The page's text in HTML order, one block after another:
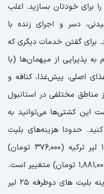
برای خودتان بسازید. اغلب
دسر و اجرای زنده با
برای گفتن خدمات دیگری که
به پذیرایی از میهمان‌ها (با
اصلی، پیش‌غذا، کنافه و
مناطق مختلفی در استانبول
این کشتی‌ها می‌توانید به
حدودا هزینه‌های بلیت
کشتی کروز در تنگه بسفر از 120 لیر ترکیه (376,000 تومان)
شروع می‌شود تا 600 لیر ترکیه (1,881,000 تومان) متغییر است.
لازم به ذکر می‎‌باشد که حدود هزینه بلیت های دوطرفه 25 لیر